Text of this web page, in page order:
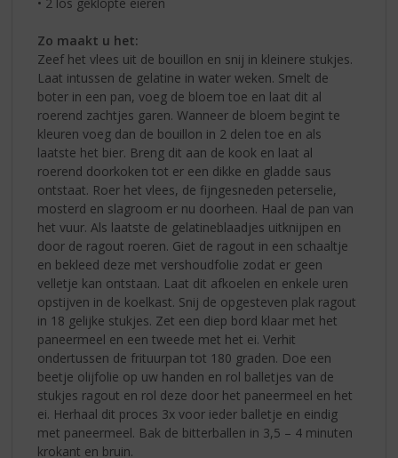
Zo maakt u het:
Zeef het vlees uit de bouillon en snij in kleinere stukjes.
Laat intussen de gelatine in water weken. Smelt de
boter in een pan, voeg de bloem toe en laat dit al
roerend zachtjes garen. Wanneer de bloem begint te
kleuren voeg dan de bouillon in 2 delen toe en als
laatste het bier. Breng dit aan de kook en laat al
roerend doorkoken tot er een dikke en gladde saus
ontstaat. Roer het vlees, de fijngesneden peterselie,
mosterd en slagroom er nu doorheen. Haal de pan van
het vuur. Als laatste de gelatineblaadjes uitknijpen en
door de ragout roeren. Giet de ragout in een schaaltje
en bekleed deze met vershoudfolie zodat er geen
velletje kan ontstaan. Laat dit afkoelen en enkele uren
opstijven in de koelkast. Snij de opgesteven plak ragout
in 18 gelijke stukjes. Zet een diep bord klaar met het
paneermeel en een tweede met het ei. Verhit
ondertussen de frituurpan tot 180 graden. Doe een
beetje olijfolie op uw handen en rol balletjes van de
stukjes ragout en rol deze door het paneermeel en het
ei. Herhaal dit proces 3x voor ieder balletje en eindig
met paneermeel. Bak de bitterballen in 3,5 – 4 minuten
krokant en bruin.